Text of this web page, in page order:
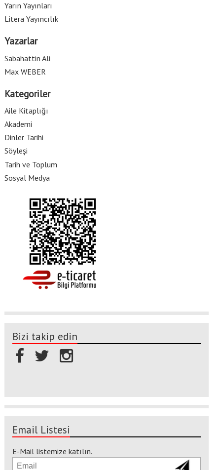
Yarın Yayınları
Litera Yayıncılık
Yazarlar
Sabahattin Ali
Max WEBER
Kategoriler
Aile Kitaplığı
Akademi
Dinler Tarihi
Söyleşi
Tarih ve Toplum
Sosyal Medya
Bizi takip edin
Email Listesi
E-Mail listemize katılın.